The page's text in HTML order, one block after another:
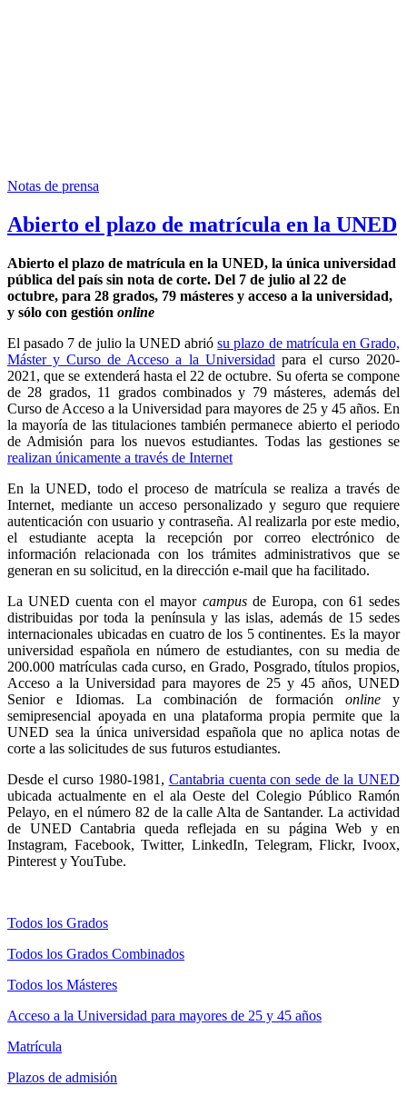
Notas de prensa
Abierto el plazo de matrícula en la UNED
Abierto el plazo de matrícula en la UNED, la única universidad
pública del país sin nota de corte. Del 7 de julio al 22 de
octubre, para 28 grados, 79 másteres y acceso a la universidad,
y sólo con gestión online
El pasado 7 de julio la UNED abriósu plazo de matrícula en Grado,
Máster y Curso de Acceso a la Universidad para el curso 2020-
2021, que se extenderá hasta el 22 de octubre. Su oferta se compone
de 28 grados, 11 grados combinados y 79 másteres, además del
Curso de Acceso a la Universidad para mayores de 25 y 45 años. En
la mayoría de las titulaciones también permanece abierto el periodo
de Admisión para los nuevos estudiantes. Todas las gestiones se
realizan únicamente a través de Internet
En la UNED, todo el proceso de matrícula se realiza a través de
Internet, mediante un acceso personalizado y seguro que requiere
autenticación con usuario y contraseña. Al realizarla por este medio,
el estudiante acepta la recepción por correo electrónico de
información relacionada con los trámites administrativos que se
generan en su solicitud, en la dirección e-mail que ha facilitado.
La UNED cuenta con el mayorcampus de Europa, con 61 sedes
distribuidas por toda la península y las islas, además de 15 sedes
internacionales ubicadas en cuatro de los 5 continentes. Es la mayor
universidad española en número de estudiantes, con su media de
200.000 matrículas cada curso, en Grado, Posgrado, títulos propios,
Acceso a la Universidad para mayores de 25 y 45 años, UNED
Senior e Idiomas. La combinación de formación onliney
semipresencial apoyada en una plataforma propia permite que la
UNED sea la única universidad española que no aplica notas de
corte a las solicitudes de sus futuros estudiantes.
Desde el curso 1980-1981, Cantabria cuenta con sede de la UNED
ubicada actualmente en el ala Oeste del Colegio Público Ramón
Pelayo, en el número 82 de la calle Alta de Santander. La actividad
de UNED Cantabria queda reflejada en su página Web y en
Instagram, Facebook, Twitter, LinkedIn, Telegram, Flickr, Ivoox,
Pinterest y YouTube.
Todos los Grados
Todos los Grados Combinados
Todos los Másteres
Acceso a la Universidad para mayores de 25 y 45 años
Matrícula
Plazos de admisión